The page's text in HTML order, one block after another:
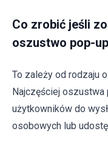
Co zrobić jeśli
oszustwo pop-
To zależy od rodzaju
Najczęściej oszustwa
użytkowników do
osobowych lub